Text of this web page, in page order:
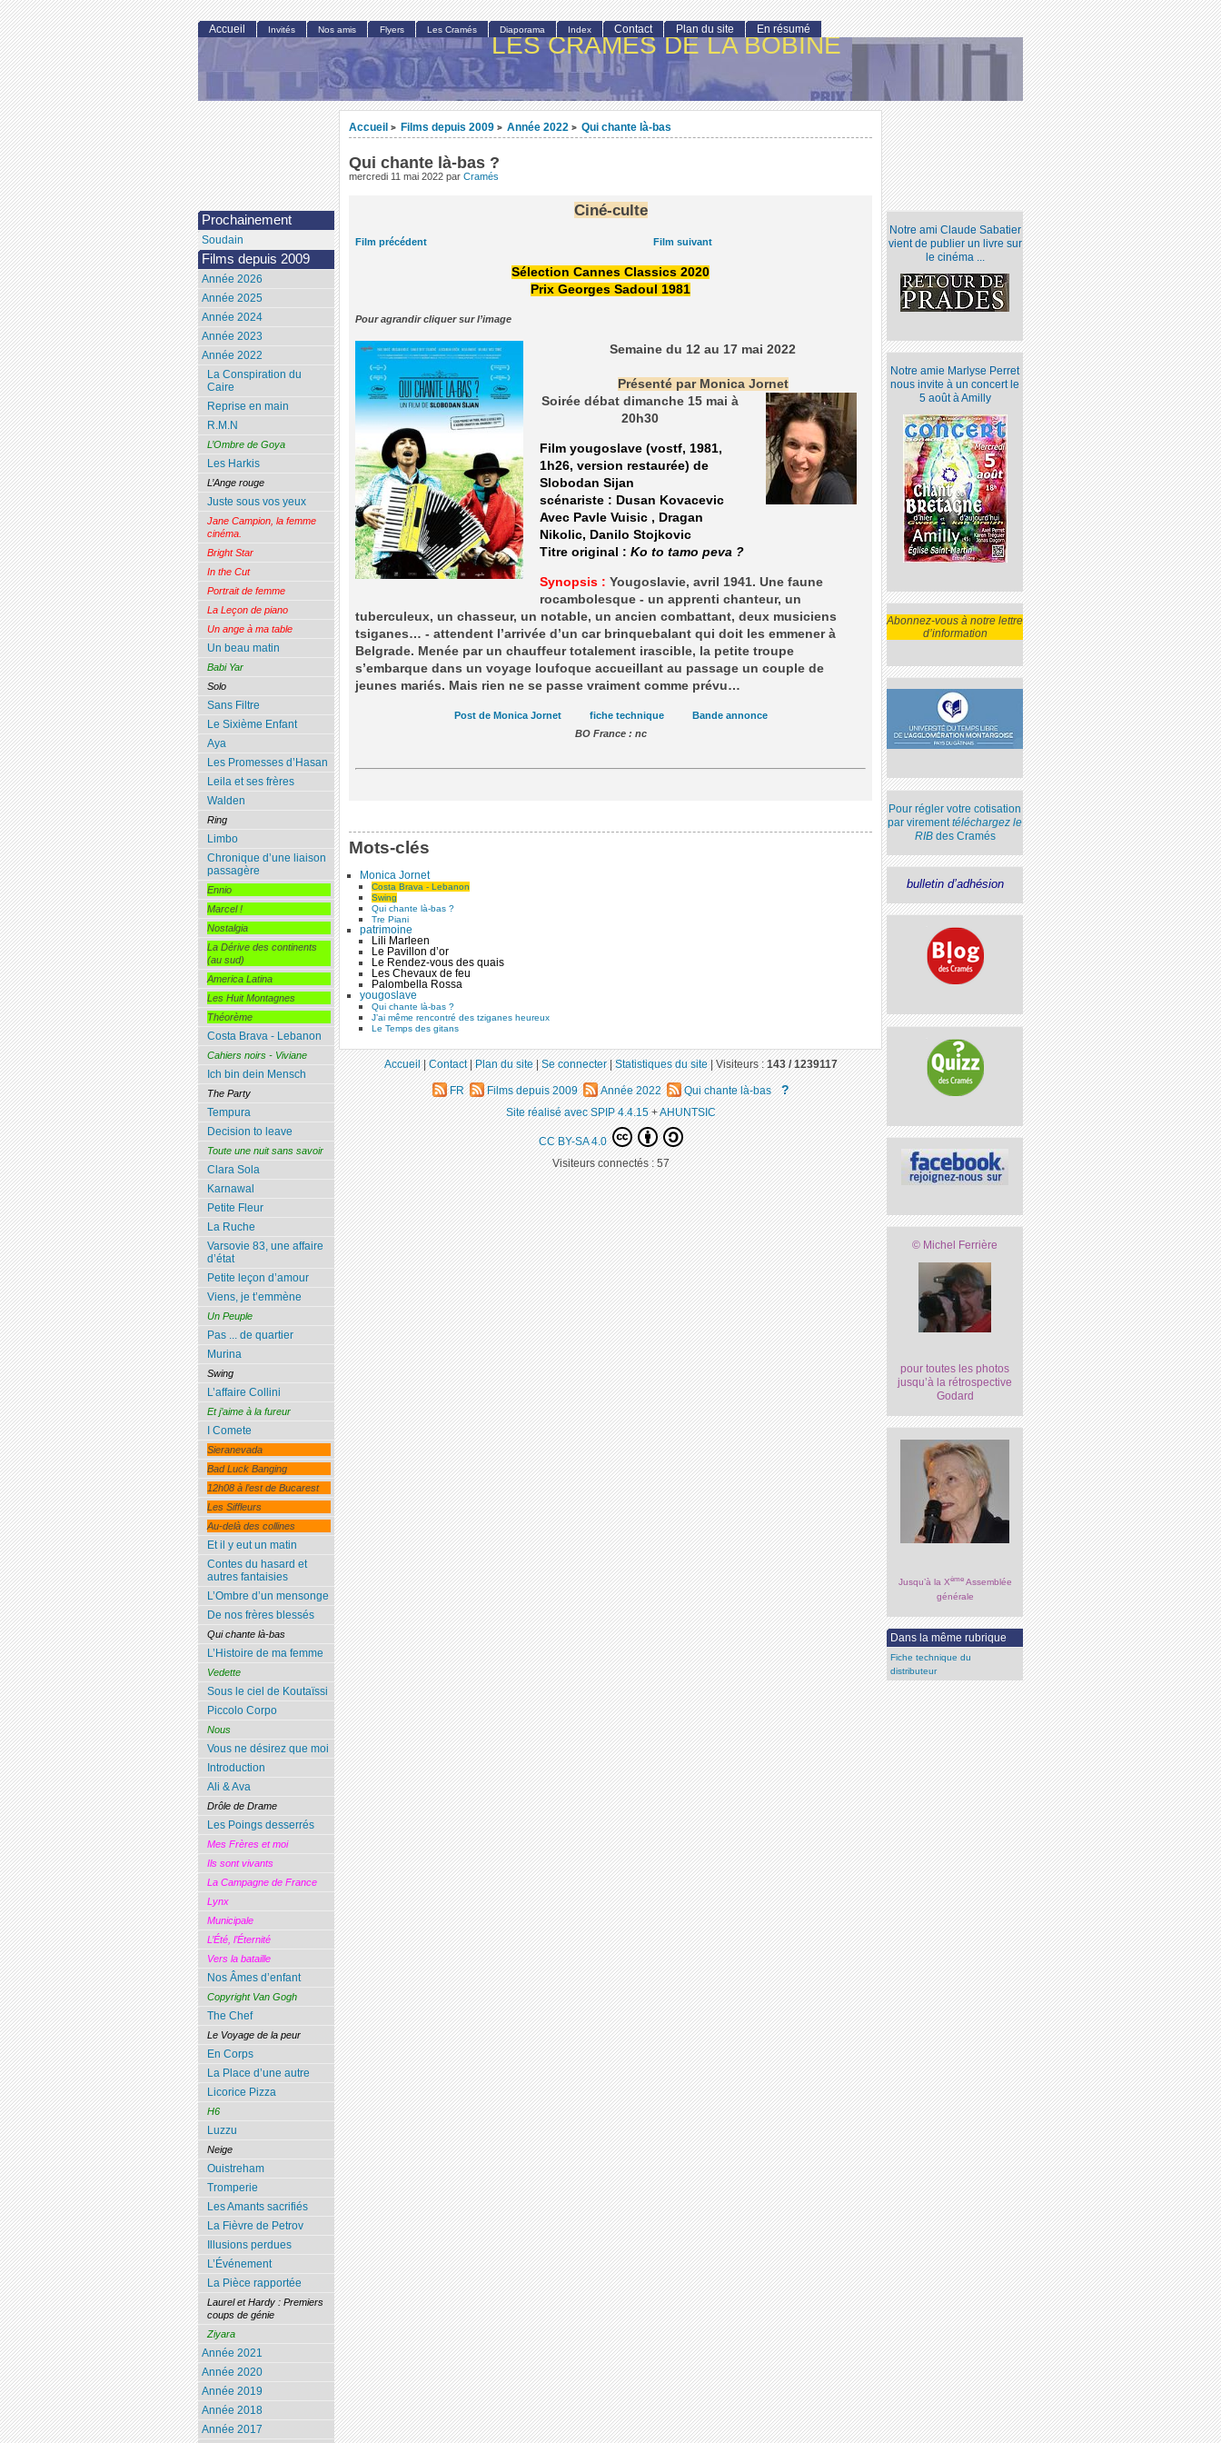
LES CRAMÉS DE LA BOBINE
Accueil > Films depuis 2009 > Année 2022 > Qui chante là-bas
Qui chante là-bas ?
mercredi 11 mai 2022 par Cramés
Ciné-culte
Film précédent Film suivant
Sélection Cannes Classics 2020
Prix Georges Sadoul 1981
Pour agrandir cliquer sur l’image
Semaine du 12 au 17 mai 2022
Présenté par Monica Jornet
Soirée débat dimanche 15 mai à
20h30
Film yougoslave (vostf, 1981,
1h26, version restaurée) de
Slobodan Sijan
scénariste : Dusan Kovacevic
Avec Pavle Vuisic , Dragan
Nikolic, Danilo Stojkovic
Titre original : Ko to tamo peva ?
Synopsis : Yougoslavie, avril 1941. Une faune
rocambolesque - un apprenti chanteur, un
tuberculeux, un chasseur, un notable, un ancien combattant, deux musiciens
tsiganes… - attendent l’arrivée d’un car brinquebalant qui doit les emmener à
Belgrade. Menée par un chauffeur totalement irascible, la petite troupe
s’embarque dans un voyage loufoque accueillant au passage un couple de
jeunes mariés. Mais rien ne se passe vraiment comme prévu…
Post de Monica Jornet fiche technique
Bande annonce
BO France : nc
Mots-clés
Monica Jornet
Costa Brava - Lebanon
Swing
Qui chante là-bas ?
Tre Piani
patrimoine
Lili Marleen
Le Pavillon d’or
Le Rendez-vous des quais
Les Chevaux de feu
Palombella Rossa
yougoslave
Qui chante là-bas ?
J’ai même rencontré des tziganes heureux
Le Temps des gitans
Notre ami Claude Sabatier
vient de publier un livre sur
le cinéma ...
Notre amie Marlyse Perret
nous invite à un concert le
5 août à Amilly
Abonnez-vous à notre lettre
d’information
Pour régler votre cotisation
par virementtéléchargez le
RIBdes Cramés
bulletin d’adhésion
© Michel Ferrière
pour toutes les photos
jusqu’à la rétrospective
Godard
Jusqu’à la XèmeAssemblée
générale
Dans la même rubrique
Fiche technique du
distributeur
Accueil Invités Nos amis Flyers Les Cramés Diaporama Index Contact Plan du site En résumé
Prochainement
Soudain
Films depuis 2009
Année 2026
Année 2025
Année 2024
Année 2023
Année 2022
La Conspiration du
Caire
Reprise en main
R.M.N
L’Ombre de Goya
Les Harkis
L’Ange rouge
Juste sous vos yeux
Jane Campion, la femme
cinéma.
Bright Star
In the Cut
Portrait de femme
La Leçon de piano
Un ange à ma table
Un beau matin
Babi Yar
Solo
Sans Filtre
Le Sixième Enfant
Aya
Les Promesses d’Hasan
Leila et ses frères
Walden
Ring
Limbo
Chronique d’une liaison
passagère
Ennio
Marcel !
Nostalgia
La Dérive des continents
(au sud)
America Latina
Les Huit Montagnes
Théorème
Costa Brava - Lebanon
Cahiers noirs - Viviane
Ich bin dein Mensch
The Party
Tempura
Decision to leave
Toute une nuit sans savoir
Clara Sola
Karnawal
Petite Fleur
La Ruche
Varsovie 83, une affaire
d’état
Petite leçon d’amour
Viens, je t’emmène
Un Peuple
Pas ... de quartier
Murina
Swing
L’affaire Collini
Et j’aime à la fureur
I Comete
Sieranevada
Bad Luck Banging
12h08 à l’est de Bucarest
Les Siffleurs
Au-delà des collines
Et il y eut un matin
Contes du hasard et
autres fantaisies
L’Ombre d’un mensonge
De nos frères blessés
Qui chante là-bas
L’Histoire de ma femme
Vedette
Sous le ciel de Koutaïssi
Piccolo Corpo
Nous
Vous ne désirez que moi
Introduction
Ali & Ava
Drôle de Drame
Les Poings desserrés
Mes Frères et moi
Ils sont vivants
La Campagne de France
Lynx
Municipale
L’Été, l’Éternité
Vers la bataille
Nos Âmes d’enfant
Copyright Van Gogh
The Chef
Le Voyage de la peur
En Corps
La Place d’une autre
Licorice Pizza
H6
Luzzu
Neige
Ouistreham
Tromperie
Les Amants sacrifiés
La Fièvre de Petrov
Illusions perdues
L’Événement
La Pièce rapportée
Laurel et Hardy : Premiers
coups de génie
Ziyara
Année 2021
Année 2020
Année 2019
Année 2018
Année 2017
Accueil|Contact|Plan du site|Se connecter|Statistiques du site|Visiteurs :143 / 1239117
FR Films depuis 2009 Année 2022 Qui chante là-bas ?
Site réalisé avec SPIP 4.4.15+AHUNTSIC
CC BY-SA 4.0
Visiteurs connectés :57